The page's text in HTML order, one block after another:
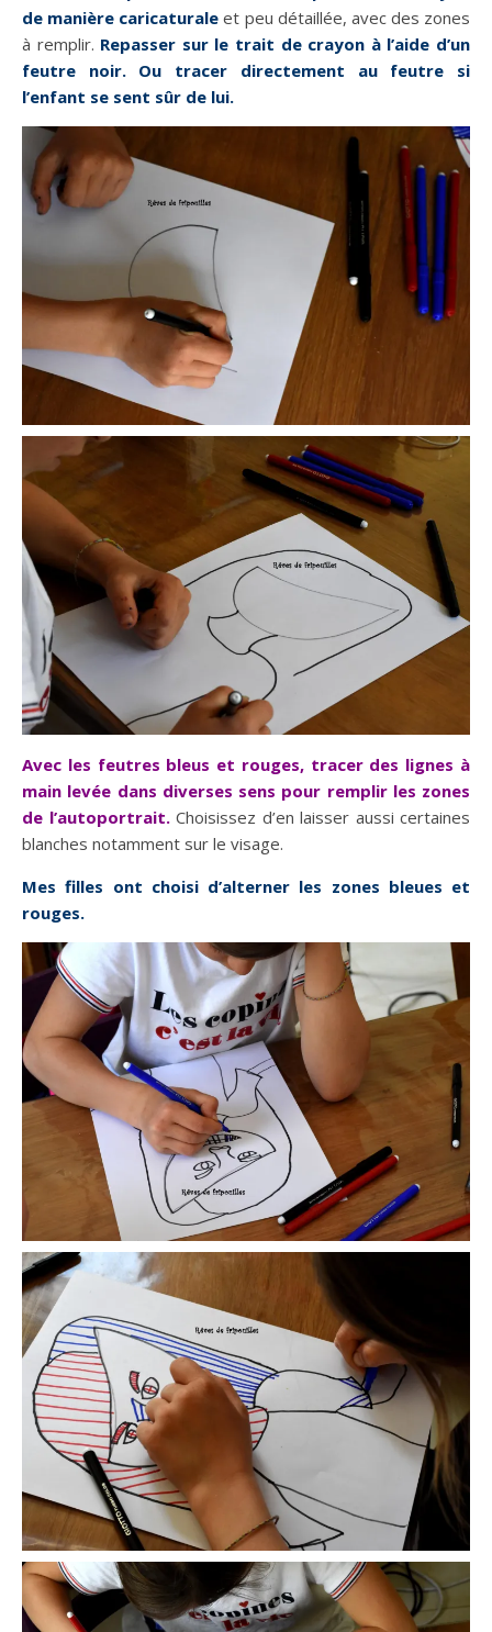
de manière caricaturale et peu détaillée, avec des zones
à remplir. Repasser sur le trait de crayon à l’aide d’un
feutre noir. Ou tracer directement au feutre si
l’enfant se sent sûr de lui.
Avec les feutres bleus et rouges, tracer des lignes à
main levée dans diverses sens pour remplir les zones
de l’autoportrait. Choisissez d’en laisser aussi certaines
blanches notamment sur le visage.
Mes filles ont choisi d’alterner les zones bleues et
rouges.